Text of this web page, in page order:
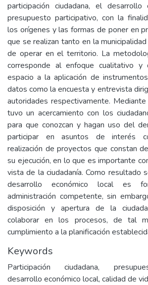
participación ciudadana, el
presupuesto participativo, con la
los orígenes y las formas de poner en
que se realizan tanto en la
de operar en el territorio. La
corresponde al enfoque cualitativo y
espacio a la aplicación de
datos como la encuesta y entrevista
autoridades respectivamente.
tuvo un acercamiento con los
para que conozcan y hagan uso del
participar en asuntos de interés
realización de proyectos que constan
su ejecución, en lo que es importante
vista de la ciudadanía. Como resultado
desarrollo económico local es
administración competente, sin
disposición y apertura de la
colaborar en los procesos, de tal
cumplimiento a la planificación
Keywords
Participación ciudadana,
desarrollo económico local, calidad de